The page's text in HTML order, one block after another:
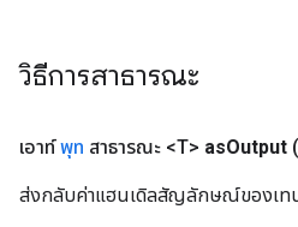
วิธีการสาธารณะ
เอาท์พุท สาธารณะ <T> asOutput
ส่งกลับค่าแฮนเดิลสัญลักษณ์ของเท